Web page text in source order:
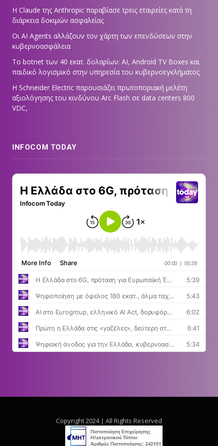
Η Claude της Anthropic παραβίασε τρεις εταιρείες κατά τη
διάρκεια δοκιμών ασφαλείας
Οι AI Agents αλλάζουν τον χάρτη των επενδύσεων στην
κυβερνοασφάλεια
Το botnet των 40 εκατ. δολαρίων: AI, Android TV Boxes και
παιδικό λογισμικό στην υπηρεσία του κυβερνοεγκλήματος
Η Schneider Electric παρουσιάζει πρωτοποριακή μελέτη
αξιολόγησης του κινδύνου Arc Flash σε data centers 800
VDC,
INFOCOM TODAY
Copyright 2024 | All Rights Reserved